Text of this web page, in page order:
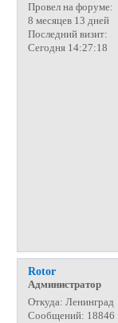
Провел на форуме:
8 месяцев 13 дней
Последний визит:
Сегодня 14:27:18
Rotor
Администратор
Откуда: Ленинград
Сообщений: 18846